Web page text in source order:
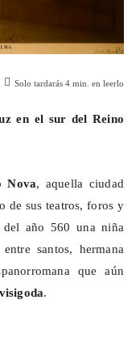
Solo tardarás 4 min. en leerlo
en el sur del Reino
Nova, aquella ciudad
de sus teatros, foros y
año 560 una niña
santos, hermana
que aún
.